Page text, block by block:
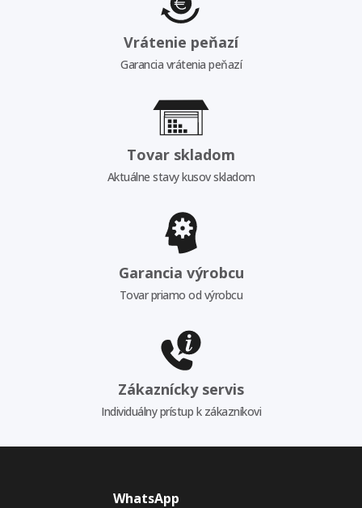
Vrátenie peňazí
Garancia vrátenia peňazí
Tovar skladom
Aktuálne stavy kusov skladom
Garancia výrobcu
Tovar priamo od výrobcu
Zákaznícky servis
Individuálny prístup k zákazníkovi
WhatsApp